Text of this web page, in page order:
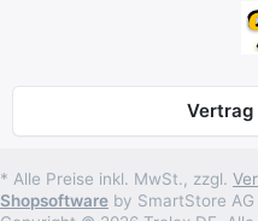
* Alle Preise inkl. MwSt., zzgl.
Shopsoftware by SmartStore